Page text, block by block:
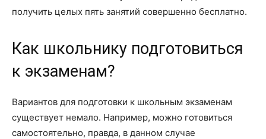
получить целых пять занятий совершенно бесплатно.
Как школьнику подготовиться
к экзаменам?
Вариантов для подготовки к школьным экзаменам
существует немало. Например, можно готовиться
самостоятельно, правда, в данном случае